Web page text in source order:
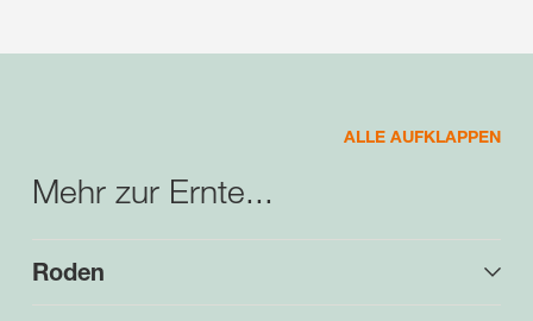
ALLE AUFKLAPPEN
Mehr zur Ernte...
Roden